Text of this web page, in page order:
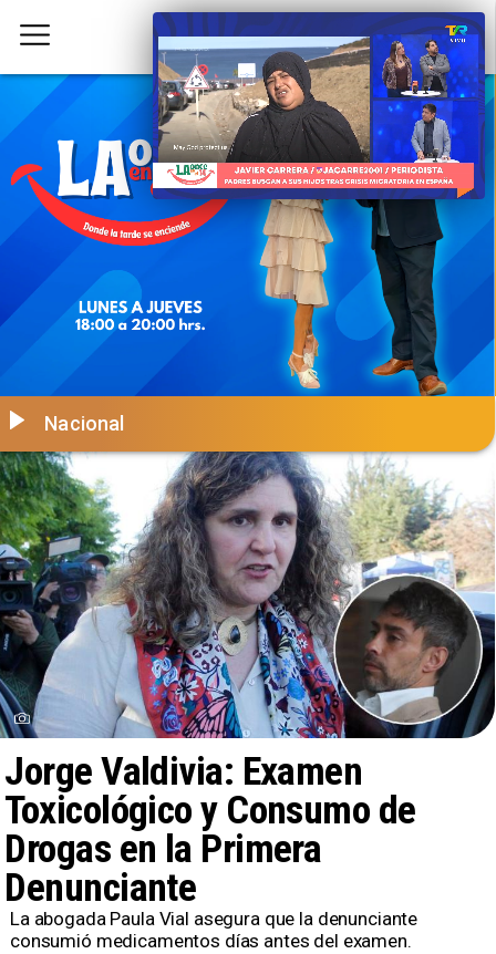
Jorge Valdivia: Examen
Toxicológico y Consumo de
Drogas en la Primera
Denunciante
Nacional
La abogada Paula Vial asegura que la denunciante
consumió medicamentos días antes del examen.